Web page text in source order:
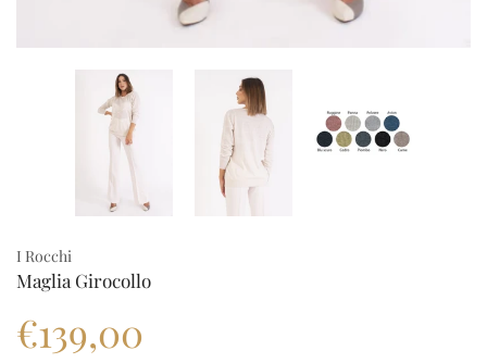
I Rocchi
Maglia Girocollo
€139,00